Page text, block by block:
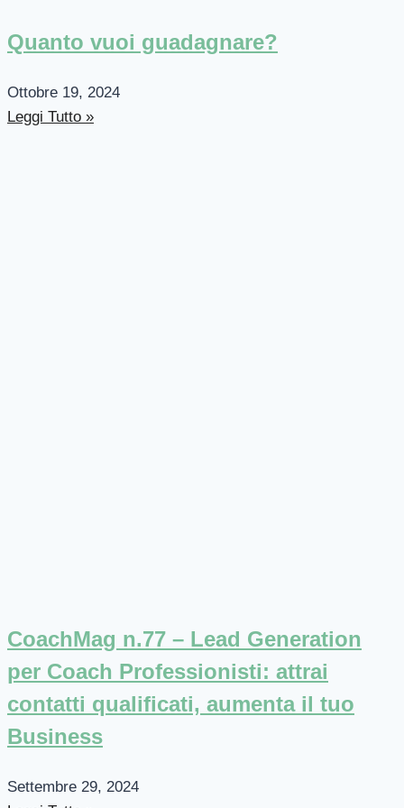
Quanto vuoi guadagnare?
Ottobre 19, 2024
Leggi Tutto »
CoachMag n.77 – Lead Generation
per Coach Professionisti: attrai
contatti qualificati, aumenta il tuo
Business
Settembre 29, 2024